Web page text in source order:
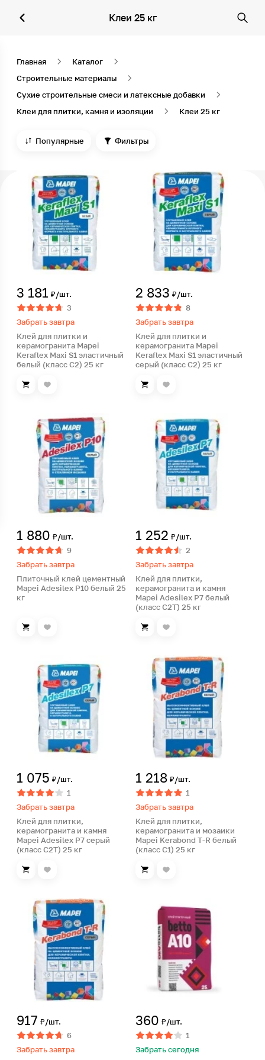
Клеи 25 кг
Главная
Каталог
Строительные материалы
Сухие строительные смеси и латексные добавки
Клеи для плитки, камня и изоляции
Клеи 25 кг
Популярные Фильтры
3 181 ₽/шт.
3
Забрать завтра
Клей для плитки и
керамогранита Mapei
Keraflex Maxi S1 эластичный
белый (класс С2) 25 кг
2 833 ₽/шт.
8
Забрать завтра
Клей для плитки и
керамогранита Mapei
Keraflex Maxi S1 эластичный
серый (класс С2) 25 кг
1 880 ₽/шт.
9
Забрать завтра
Плиточный клей цементный
Mapei Adesilex P10 белый 25
кг
1 252 ₽/шт.
2
Забрать завтра
Клей для плитки,
керамогранита и камня
Mapei Adesilex P7 белый
(класс С2Т) 25 кг
1 075 ₽/шт.
1
Забрать завтра
Клей для плитки,
керамогранита и камня
Mapei Adesilex P7 серый
(класс С2Т) 25 кг
1 218 ₽/шт.
1
Забрать завтра
Клей для плитки,
керамогранита и мозаики
Mapei Kerabond T-R белый
(класс С1) 25 кг
917 ₽/шт.
6
Забрать завтра
360 ₽/шт.
1
Забрать сегодня